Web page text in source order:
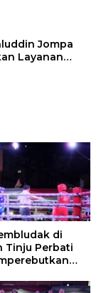
Jompa
Layanan
di
Tinju Perbati